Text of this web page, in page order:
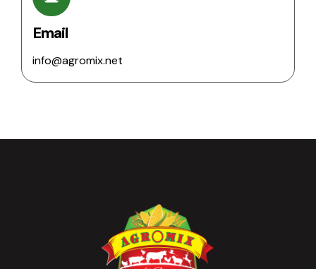
Email
info@agromix.net